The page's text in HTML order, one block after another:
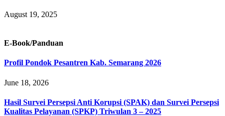
August 19, 2025
E-Book/Panduan
Profil Pondok Pesantren Kab. Semarang 2026
June 18, 2026
Hasil Survei Persepsi Anti Korupsi (SPAK) dan Survei Persepsi
Kualitas Pelayanan (SPKP) Triwulan 3 – 2025